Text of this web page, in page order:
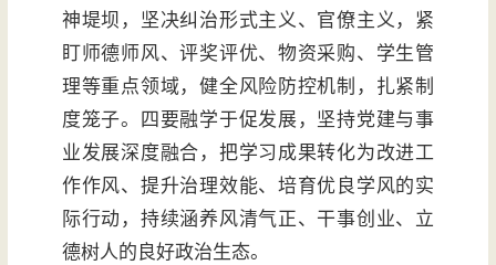
神堤坝，坚决纠治形式主义、官僚主义，紧
盯师德师风、评奖评优、物资采购、学生管
理等重点领域，健全风险防控机制，扎紧制
度笼子。四要融学于促发展，坚持党建与事
业发展深度融合，把学习成果转化为改进工
作作风、提升治理效能、培育优良学风的实
际行动，持续涵养风清气正、干事创业、立
德树人的良好政治生态。